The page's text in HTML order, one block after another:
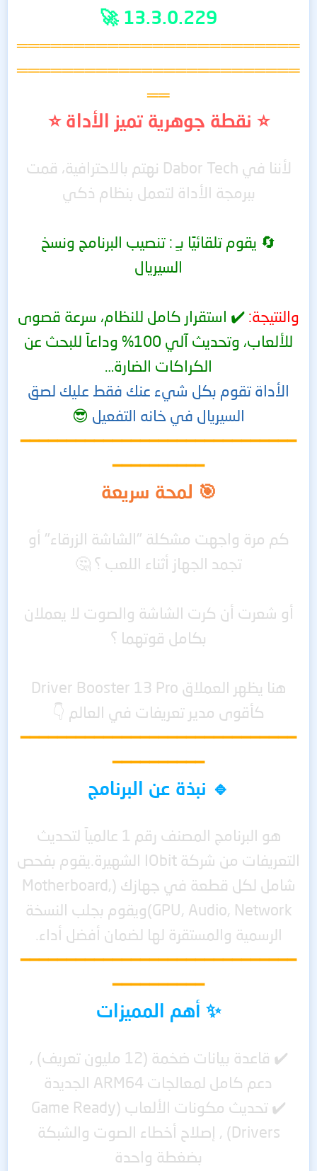
13.3.0.229 🚀
═════════════════════════
═════════════════════════
══
⭐ نقطة جوهرية تميز الأداة ⭐
لأننا في Dabor Tech نهتم بالاحترافية، قمت
ببرمجة الأداة لتعمل بنظام ذكي
🔄 يقوم تلقائيًا بـِ : تنصيب البرنامج ونسخ
السيريال
والنتيجة: ✔️ استقرار كامل للنظام، سرعة قصوى
للألعاب، وتحديث آلي 100% وداعاً للبحث عن
الكراكات الضارة…
الأداة تقوم بكل شيء عنك فقط عليك لصق
السيريال في خانه التفعيل 😎
━━━━━━━━━━━━━━━━━━━━━━━━━━━━━━
━━━━━━━━━━
🎯 لمحة سريعة
كم مرة واجهت مشكلة "الشاشة الزرقاء" أو
تجمد الجهاز أثناء اللعب ؟ 🤔
أو شعرت أن كرت الشاشة والصوت لا يعملان
بكامل قوتهما ؟
هنا يظهر العملاق Driver Booster 13 Pro
كأقوى مدير تعريفات في العالم 👇
━━━━━━━━━━━━━━━━━━━━━━━━━━━━━━
━━━━━━━━━━
🔹 نبذة عن البرنامج
هو البرنامج المصنف رقم 1 عالمياً لتحديث
التعريفات من شركة IObit الشهيرة.يقوم بفحص
شامل لكل قطعة في جهازك (Motherboard,
GPU, Audio, Network)ويقوم بجلب النسخة
الرسمية والمستقرة لها لضمان أفضل أداء.
━━━━━━━━━━━━━━━━━━━━━━━━━━━━━━
━━━━━━━━━━
✨ أهم المميزات
✔️ قاعدة بيانات ضخمة (12 مليون تعريف) ,
دعم كامل لمعالجات ARM64 الجديدة
✔️ تحديث مكونات الألعاب (Game Ready
Drivers) ,
إصلاح أخطاء الصوت والشبكة
بضغطة واحدة